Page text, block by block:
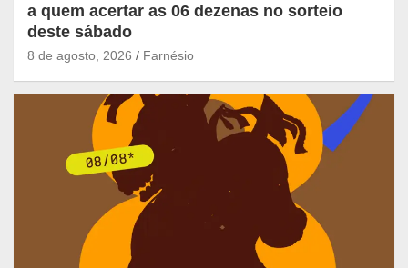
a quem acertar as 06 dezenas no sorteio
deste sábado
8 de agosto, 2026 Farnésio